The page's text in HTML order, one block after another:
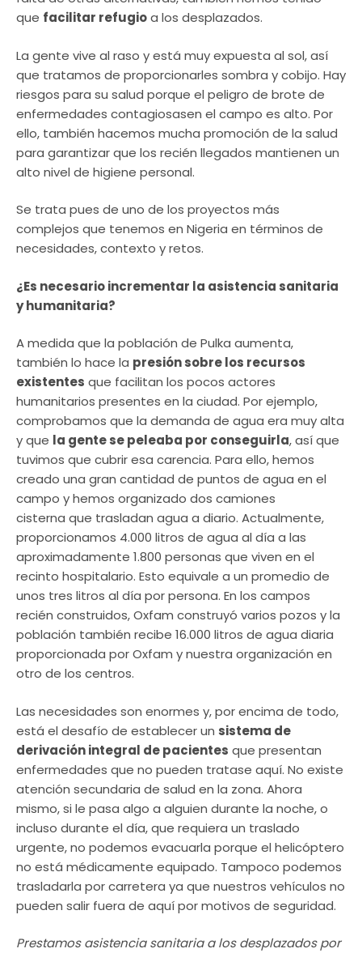
que facilitar refugioa los desplazados.
La gente vive al raso y está muy expuesta al sol, así
que tratamos de proporcionarles sombra y cobijo. Hay
riesgos para su salud porque el peligro de brote de
enfermedades contagiosasen el campo es alto. Por
ello, también hacemos mucha promoción de la salud
para garantizar que los recién llegados mantienen un
alto nivel de higiene personal.
Se trata pues de uno de los proyectos más
complejos que tenemos en Nigeria en términos de
necesidades, contexto y retos.
¿Es necesario incrementar la asistencia sanitaria
y humanitaria?
A medida que la población de Pulka aumenta,
también lo hace la presión sobre los recursos
existentes que facilitan los pocos actores
humanitarios presentes en la ciudad. Por ejemplo,
comprobamos que la demanda de agua era muy alta
y que la gente se peleaba por conseguirla, así que
tuvimos que cubrir esa carencia. Para ello, hemos
creado una gran cantidad de puntos de agua en el
campo y hemos organizado dos camiones
cisterna que trasladan agua a diario. Actualmente,
proporcionamos 4.000 litros de agua al día a las
aproximadamente 1.800 personas que viven en el
recinto hospitalario. Esto equivale a un promedio de
unos tres litros al día por persona. En los campos
recién construidos, Oxfam construyó varios pozos y la
población también recibe 16.000 litros de agua diaria
proporcionada por Oxfam y nuestra organización en
otro de los centros.
Las necesidades son enormes y, por encima de todo,
está el desafío de establecer un sistema de
derivación integral de pacientes que presentan
enfermedades que no pueden tratase aquí. No existe
atención secundaria de salud en la zona. Ahora
mismo, si le pasa algo a alguien durante la noche, o
incluso durante el día, que requiera un traslado
urgente, no podemos evacuarla porque el helicóptero
no está médicamente equipado. Tampoco podemos
trasladarla por carretera ya que nuestros vehículos no
pueden salir fuera de aquí por motivos de seguridad.
Prestamos asistencia sanitaria a los desplazados por